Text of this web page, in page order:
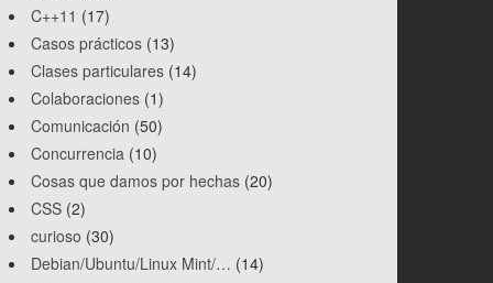
C++11 (17)
Casos prácticos (13)
Clases particulares (14)
Colaboraciones (1)
Comunicación (50)
Concurrencia (10)
Cosas que damos por hechas (20)
CSS (2)
curioso (30)
Debian/Ubuntu/Linux Mint/… (14)